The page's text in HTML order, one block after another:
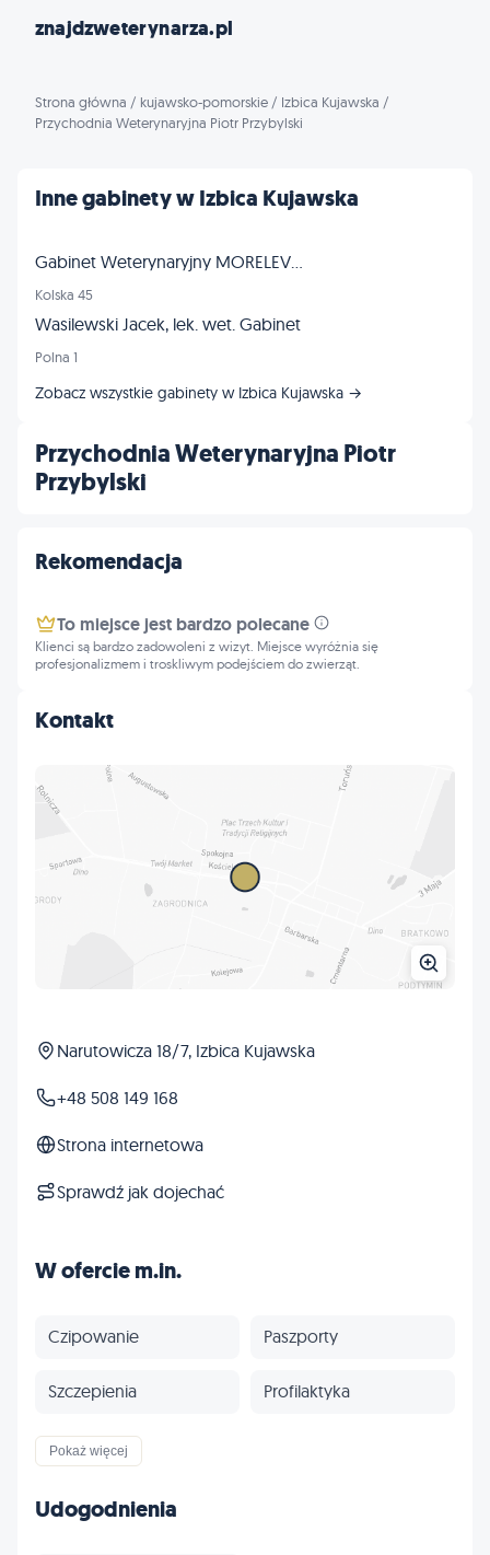
znajdzweterynarza.pl
Strona główna / kujawsko-pomorskie / Izbica Kujawska /
Przychodnia Weterynaryjna Piotr Przybylski
Przychodnia Weterynaryjna Piotr
Przybylski
Kontakt
Narutowicza 18/7, Izbica Kujawska
+48 508 149 168
Strona internetowa
Sprawdź jak dojechać
W ofercie m.in.
Czipowanie Paszporty
Szczepienia Profilaktyka
Inne
Pokaż więcej
Udogodnienia
Inne gabinety w Izbica Kujawska
Gabinet Weterynaryjny MORELEVET s.c. lek. wet. Wojciech Przybylski, lek. wet. Paulina Przybylska
Kolska 45
Wasilewski Jacek, lek. wet. Gabinet
Polna 1
Zobacz wszystkie gabinety w Izbica Kujawska →
Rekomendacja
To miejsce jest bardzo polecane
Klienci są bardzo zadowoleni z wizyt. Miejsce wyróżnia się
profesjonalizmem i troskliwym podejściem do zwierząt.